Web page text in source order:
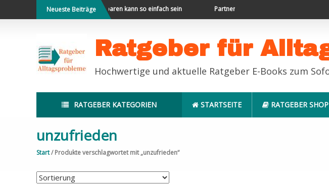
zum
Neueste Beiträge
und Neues erleben Geld sparen kann so einfach sein Partnersuche leicht gemacht
Ratgeber für
Hochwertige und aktuelle Ratgeber E-Books zum
RATGEBER KATEGORIEN STARTSEITE RATGEBER SHOP
unzufrieden
Start/ Produkte verschlagwortet mit „unzufrieden“